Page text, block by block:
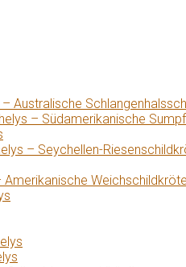
Australische
– Südamerikanische
– Seychellen-
Amerikanische